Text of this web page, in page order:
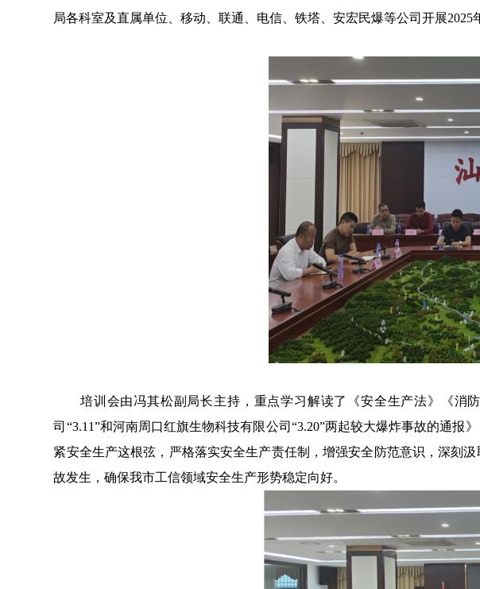
局各科室及直属单位、移动、联通、电信、铁塔、安宏民爆等公司开展2025
培训会由冯其松副局长主持，重点学习解读了《安全生产法》《消
司“3.11”和河南周口红旗生物科技有限公司“3.20”两起较大爆炸事故的通
紧安全生产这根弦，严格落实安全生产责任制，增强安全防范意识，深刻
故发生，确保我市工信领域安全生产形势稳定向好。